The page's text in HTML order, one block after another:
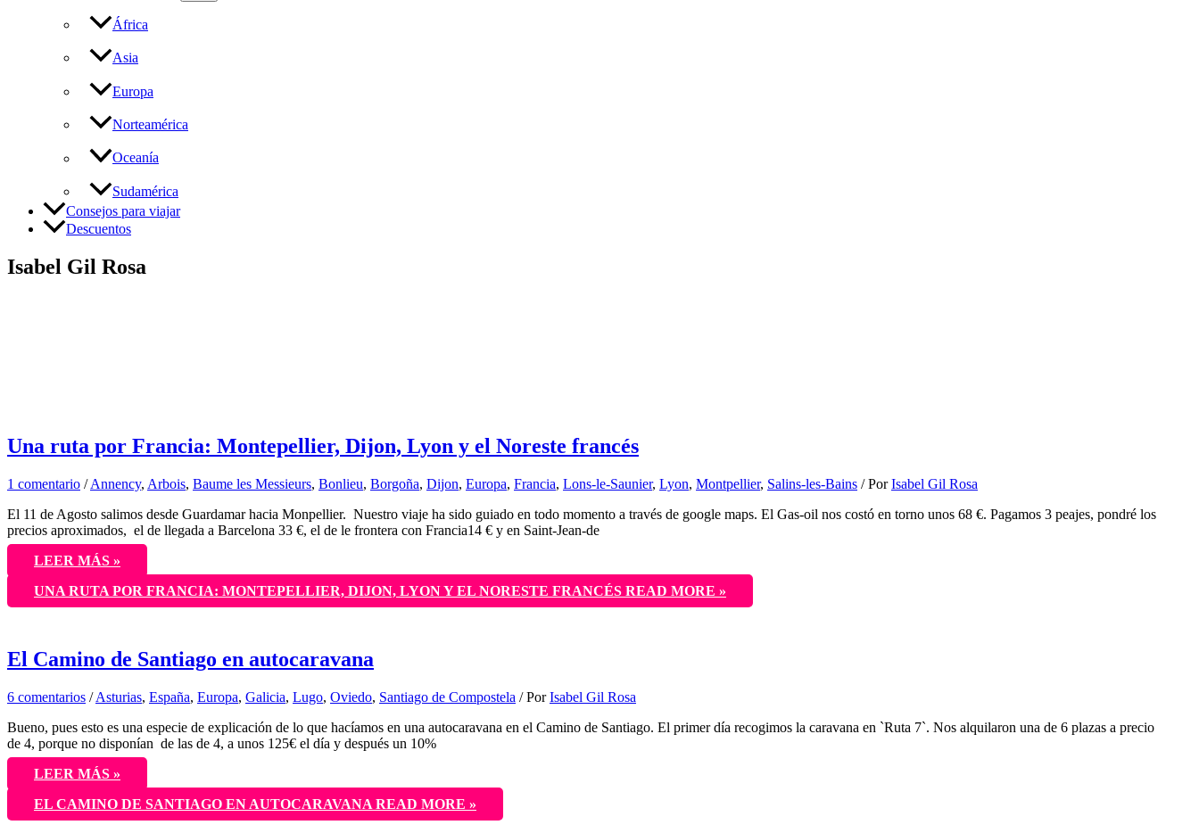
África
Asia
Europa
Norteamérica
Oceanía
Sudamérica
Consejos para viajar
Descuentos
Isabel Gil Rosa
Una ruta por Francia: Montepellier, Dijon, Lyon y el Noreste francés
1 comentario /Annency, Arbois, Baume les Messieurs, Bonlieu, Borgoña, Dijon, Europa, Francia, Lons-le-Saunier, Lyon, Montpellier, Salins-les-Bains / PorIsabel Gil Rosa
El 11 de Agosto salimos desde Guardamar hacia Monpellier. Nuestro viaje ha sido guiado en todo momento a través de google maps. El Gas-oil nos costó en torno unos 68 €. Pagamos 3 peajes, pondré los
precios aproximados, el de llegada a Barcelona 33 €, el de le frontera con Francia14 € y en Saint-Jean-de
LEER MÁS »
UNA RUTA POR FRANCIA: MONTEPELLIER, DIJON, LYON Y EL NORESTE FRANCÉS READ MORE »
El Camino de Santiago en autocaravana
6 comentarios /Asturias, España, Europa, Galicia, Lugo, Oviedo, Santiago de Compostela / PorIsabel Gil Rosa
Bueno, pues esto es una especie de explicación de lo que hacíamos en una autocaravana en el Camino de Santiago. El primer día recogimos la caravana en `Ruta 7`. Nos alquilaron una de 6 plazas a precio
de 4, porque no disponían de las de 4, a unos 125€ el día y después un 10%
LEER MÁS »
EL CAMINO DE SANTIAGO EN AUTOCARAVANA READ MORE »